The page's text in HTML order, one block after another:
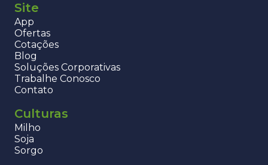
Site
App
Ofertas
Cotações
Blog
Soluções Corporativas
Trabalhe Conosco
Contato
Culturas
Milho
Soja
Sorgo